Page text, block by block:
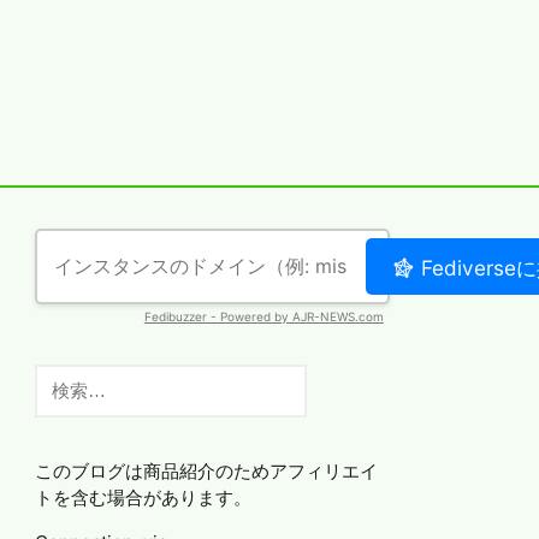
索:
このブログは商品紹介のためアフィリエイ
トを含む場合があります。